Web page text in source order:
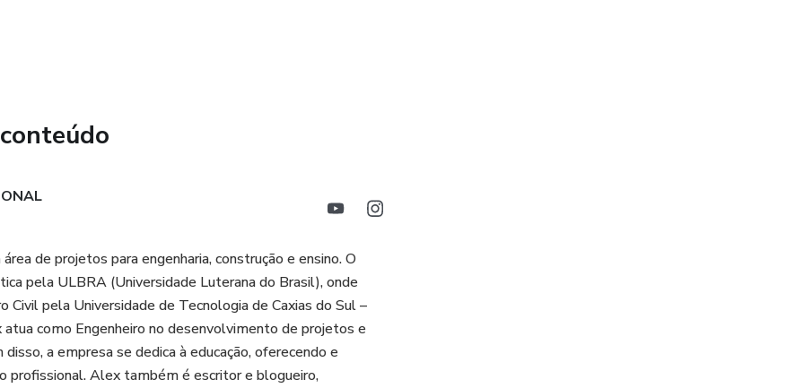
de projetos para engenharia, construção e ensino. O
pela ULBRA (Universidade Luterana do Brasil), onde
pela Universidade de Tecnologia de Caxias do Sul –
como Engenheiro no desenvolvimento de projetos e
a empresa se dedica à educação, oferecendo e
profissional. Alex também é escritor e blogueiro,